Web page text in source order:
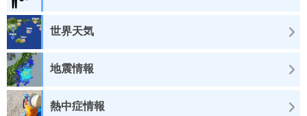
世界天気
地震情報
熱中症情報